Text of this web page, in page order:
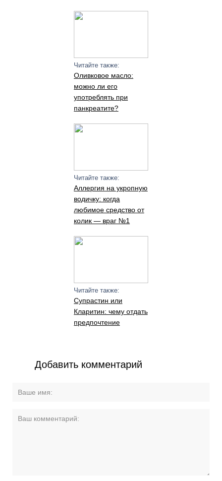
Читайте также:
Оливковое масло:
можно ли его
употреблять при
панкреатите?
Читайте также:
Аллергия на укропную
водичку: когда
любимое средство от
колик — враг №1
Читайте также:
Супрастин или
Кларитин: чему отдать
предпочтение
Добавить комментарий